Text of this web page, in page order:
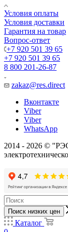
Условия оплаты
Условия доставки
Гарантия на товар
Вопрос-ответ
+7 920 501 39 65
+7 920 501 39 65
8 800 201-26-87
zakaz@res.direct
Вконтакте
Viber
Viber
WhatsApp
2014 - 2026 ©
Поиск низких цен
Каталог